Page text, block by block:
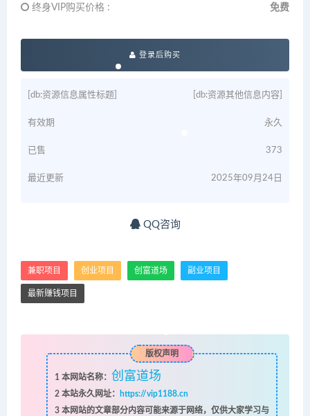
终身VIP购买价格 : 免费
登录后购买
[db:资源信息属性标题] [db:资源其他信息内容]
有效期 永久
已售 373
最近更新 2025年09月24日
QQ咨询
兼职项目 创业项目 创富道场 副业项目
最新赚钱项目
版权声明
1 本网站名称： 创富道场
2本站永久网址：
https://vip1188.cn
3本网站的文章部分内容可能来源于网络，仅供大家学习与